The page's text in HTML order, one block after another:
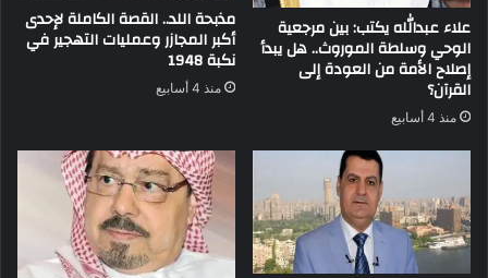
علاء عبدالله يكتب: بين مرجعية
الوحي وسلطة الموروث.. هل يبدأ
إصلاح الأمة من العودة إلى
القرآن؟
منذ 4 أسابيع
مذبحة اللد.. القصة الكاملة لإحدى
أكبر المجازر وعمليات التهجير في
نكبة 1948
منذ 4 أسابيع